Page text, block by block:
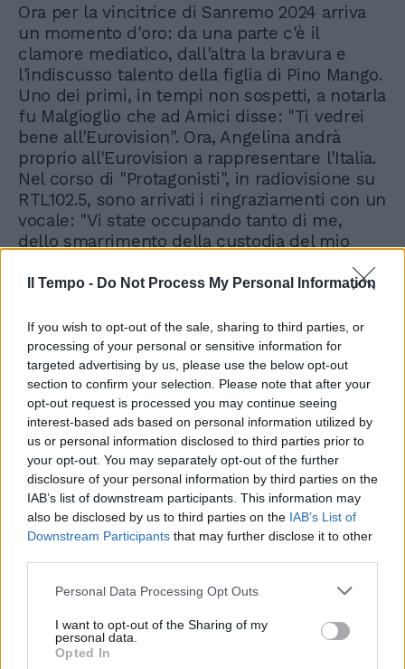
Il Tempo - Do Not Process My Personal Information
If you wish to opt-out of the sale, sharing to third parties, or
processing of your personal or sensitive information for
targeted advertising by us, please use the below opt-out
section to confirm your selection. Please note that after your
opt-out request is processed you may continue seeing
interest-based ads based on personal information utilized by
us or personal information disclosed to third parties prior to
your opt-out. You may separately opt-out of the further
disclosure of your personal information by third parties on the
IAB’s list of downstream participants. This information may
also be disclosed by us to third parties on the IAB’s List of
Downstream Participants that may further disclose it to other
Personal Data Processing Opt Outs
I want to opt-out of the Sharing of my
personal data.
Opted In
Ora per la vincitrice di Sanremo 2024 arriva
un momento d'oro: da una parte c'è il
clamore mediatico, dall'altra la bravura e
l'indiscusso talento della figlia di Pino Mango.
Uno dei primi, in tempi non sospetti, a notarla
fu Malgioglio che ad Amici disse: "Ti vedrei
bene all'Eurovision". Ora, Angelina andrà
proprio all'Eurovision a rappresentare l'Italia.
Nel corso di "Protagonisti", in radiovisione su
RTL102.5, sono arrivati i ringraziamenti con un
vocale: "Vi state occupando tanto di me,
dello smarrimento della custodia del mio
premio. Grazie a tutti, aiutatemi a ritrovarla".